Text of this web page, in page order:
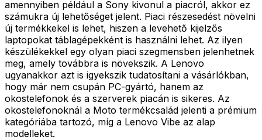
amennyiben például a Sony kivonul a piacról, akkor ez
számukra új lehetőséget jelent. Piaci részesedést növelni
új termékkekel is lehet, hiszen a levehető kijelzős
laptopokat táblagépekként is használni lehet. Az ilyen
készülékekkel egy olyan piaci szegmensben jelenhetnek
meg, amely továbbra is növekszik. A Lenovo
ugyanakkor azt is igyekszik tudatosítani a vásárlókban,
hogy már nem csupán PC-gyártó, hanem az
okostelefonok és a szerverek piacán is sikeres. Az
okostelefonoknál a Moto termékcsalád jelenti a prémium
kategóriába tartozó, míg a Lenovo Vibe az alap
modelleket.